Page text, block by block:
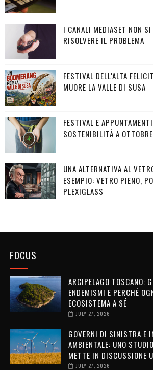
I CANALI MEDIASET NON SI
RISOLVERE IL PROBLEMA
FESTIVAL DELL'ALTA
MUORE LA VALLE DI SUSA
FESTIVAL E
SOSTENIBILITÀ A OTTOBRE
UNA ALTERNATIVA AL
ESEMPIO: VETRO PIENO,
PLEXIGLASS
FOCUS
ARCIPELAGO TOSCANO:
ENDEMISMI E PERCHÉ
ECOSISTEMA A SÉ
JULY 27, 2026
GOVERNI DI SINISTRA E
AMBIENTALE: UNO
METTE IN DISCUSSIONE
JULY 27, 2026